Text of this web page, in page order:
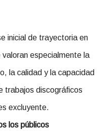
inicial de trayectoria en
valoran especialmente la
la calidad y la capacidad
trabajos discográficos
excluyente.
los públicos